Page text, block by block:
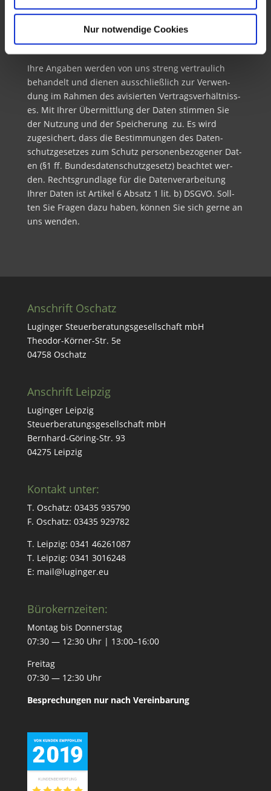
Nur notwendige Cookies
13 + 9= Senden
Ihre Angaben wer­den von uns streng ver­traulich
behan­delt und dienen auss­chließlich zur Ver­wen­
dung im Rah­men des avisierten Ver­tragsver­hält­niss­
es. Mit Ihrer Über­mit­tlung der Dat­en stim­men Sie
der Nutzung und der Spe­icherung zu. Es wird
zugesichert, dass die Bes­tim­mungen des Daten­
schutzge­set­zes zum Schutz per­so­n­en­be­zo­gen­er Dat­
en (§1 ff. Bun­des­daten­schutzge­setz) beachtet wer­
den. Rechts­grund­lage für die Daten­ver­ar­beitung
Ihrer Dat­en ist Artikel 6 Absatz 1 lit. b) DSGVO. Soll­
ten Sie Fra­gen dazu haben, kön­nen Sie sich gerne an
uns wenden.
Anschrift Oschatz
Lug­in­ger Steuer­ber­atungs­ge­sellschaft mbH
Theodor-Körn­er-Str. 5e
04758 Oschatz
Anschrift Leipzig
Lug­in­ger Leipzig
Steuer­ber­atungs­ge­sellschaft mbH
Bern­hard-Göring-Str. 93
04275 Leipzig
Kontakt unter:
T. Oschatz: 03435 935790
F. Oschatz: 03435 929782
T. Leipzig: 0341 46261087
T. Leipzig: 0341 3016248
E: mail@luginger.eu
Bürokernzeiten:
Mon­tag bis Donnerstag
07:30 — 12:30 Uhr | 13:00–16:00
Fre­itag
07:30 — 12:30 Uhr
Besprechun­gen nur nach Vereinbarung